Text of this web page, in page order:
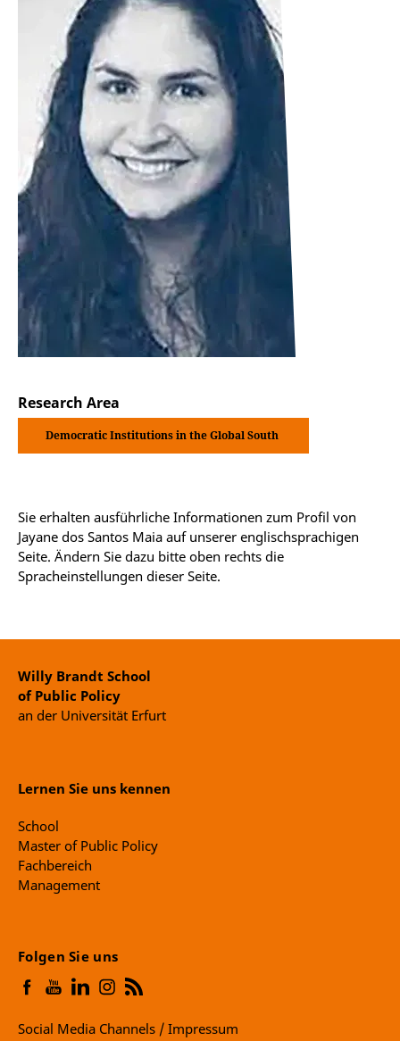
Research Area
Democratic Institutions in the Global South
Sie erhalten ausführliche Informationen zum Profil von
Jayane dos Santos Maia auf unserer englischsprachigen
Seite. Ändern Sie dazu bitte oben rechts die
Spracheinstellungen dieser Seite.
Willy Brandt School
of Public Policy
an der Universität Erfurt
Lernen Sie uns kennen
School
Master of Public Policy
Fachbereich
Management
Folgen Sie uns
Social Media Channels / Impressum